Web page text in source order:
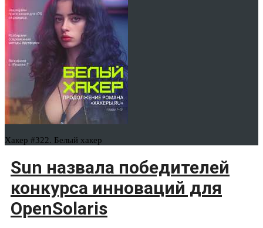
Хакер #322. Белый хакер
Sun назвала победителей
конкурса инноваций для
OpenSolaris